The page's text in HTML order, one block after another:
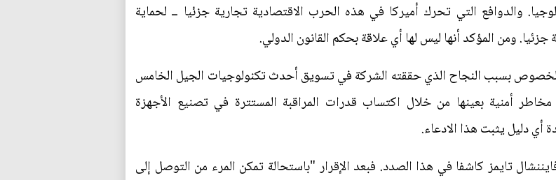
والدوافع التي تحرك أميركا في هذه الحرب الاقتصادية تجارية جزئيا ــ لحماية
ومن المؤكد أنها ليس لها أي علاقة بحكم القانون الدولي.
بسبب النجاح الذي حققته الشركة في تسويق أحدث تكنولوجيات الجيل الخامس
أمنية بعينها من خلال اكتساب قدرات المراقبة المستترة في تصنيع الأجهزة
أي دليل يثبت هذا الادعاء.
تايمز كاشفا في هذا الصدد. فبعد الإقرار "باستحالة تمكن المرء من التوصل إلى